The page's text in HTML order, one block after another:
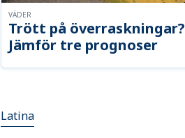
Trött på överraskningar?
Jämför tre prognoser
VÄDER
Latina